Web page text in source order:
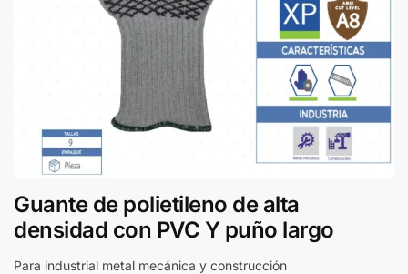
Guante de polietileno de alta
densidad con PVC Y puño largo
Para industrial metal mecánica y construcción